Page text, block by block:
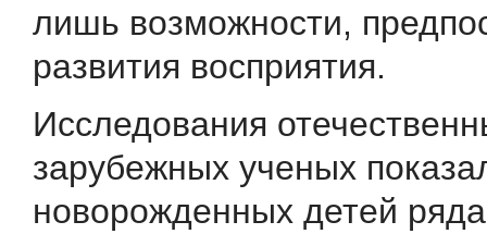
лишь возможности,
развития вос­приятия.
Исследования
зарубежных ученых
новорожденных детей ряда